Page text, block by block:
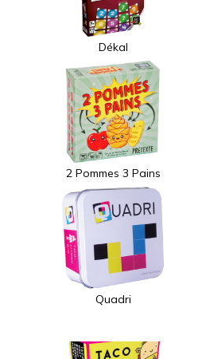
Dékal
2 Pommes 3 Pains
Quadri